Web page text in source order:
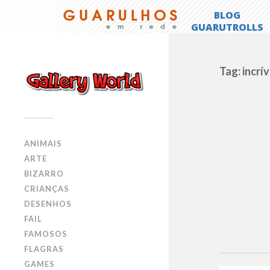
ANIMAIS
ARTE
BIZARRO
CRIANÇAS
DESENHOS
FAIL
FAMOSOS
FLAGRAS
GAMES
Tag: